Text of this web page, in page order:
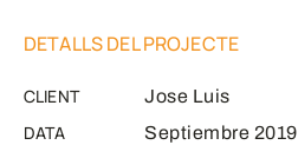
DETALLS DEL PROJECTE
CLIENT Jose Luis
DATA Septiembre 2019